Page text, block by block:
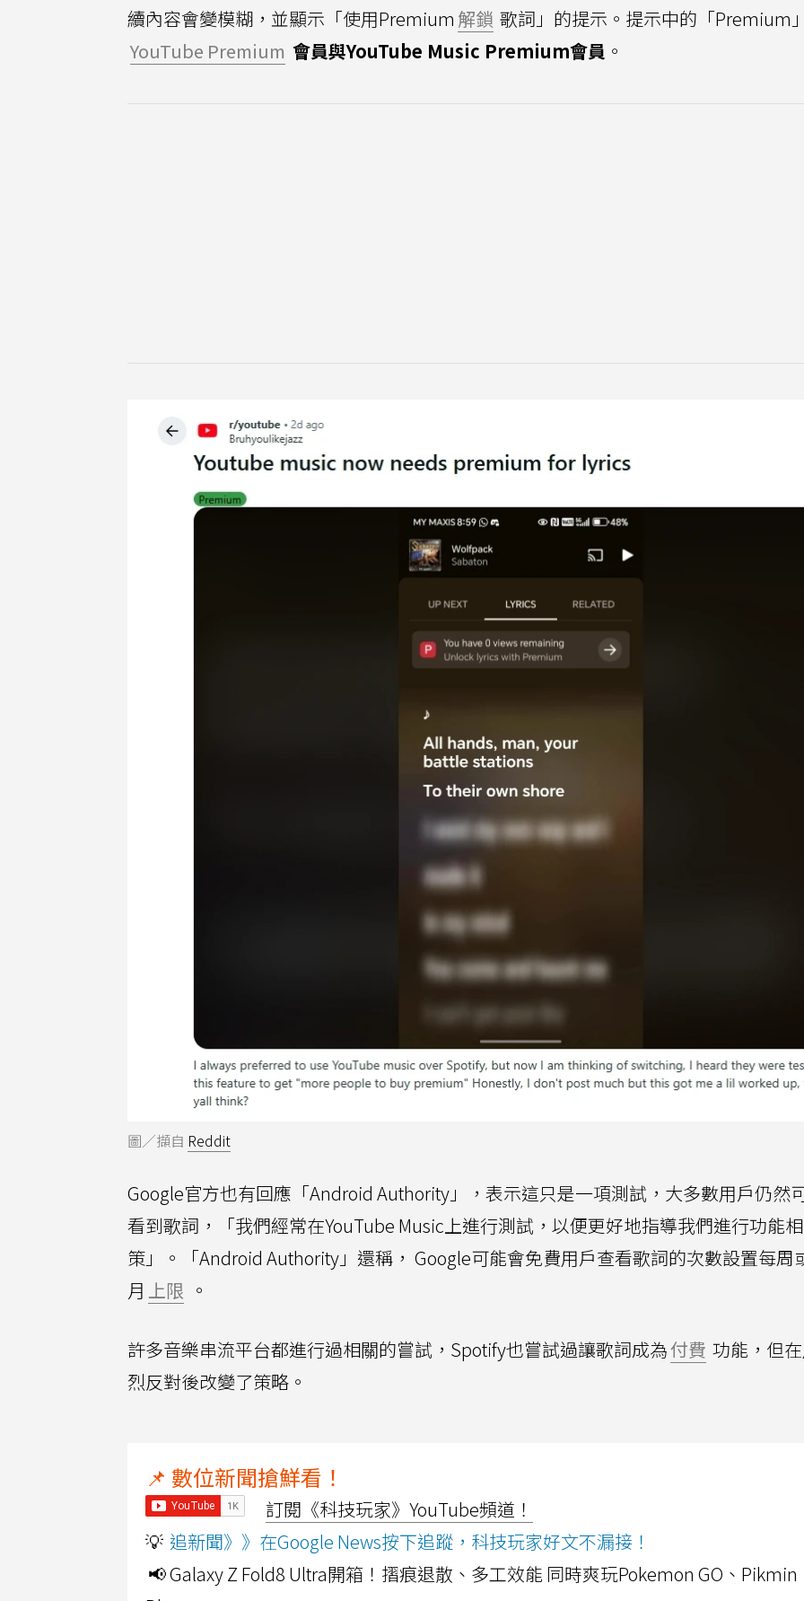
續內容會變模糊，並顯示「使用Premium 解鎖 歌詞」的提示。提示中的「Premium
YouTube Premium 會員與YouTube Music Premium會員 。
圖／擷自 Reddit
Google官方也有回應「Android Authority」，表示這只是一項測試，大多數用戶仍然
看到歌詞，「我們經常在YouTube Music上進行測試，以便更好地指導我們進行功能
策」。「Android Authority」還稱， Google可能會免費用戶查看歌詞的次數設置每周
月 上限 。
許多音樂串流平台都進行過相關的嘗試，Spotify也嘗試過讓歌詞成為付費 功能，但
烈反對後改變了策略。
📌 數位新聞搶鮮看！
訂閱《科技玩家》YouTube頻道！
💡 追新聞》》在Google News按下追蹤，科技玩家好文不漏接！
📢 Galaxy Z Fold8 Ultra開箱！摺痕退散、多工效能 同時爽玩Pokemon GO、Pikmin